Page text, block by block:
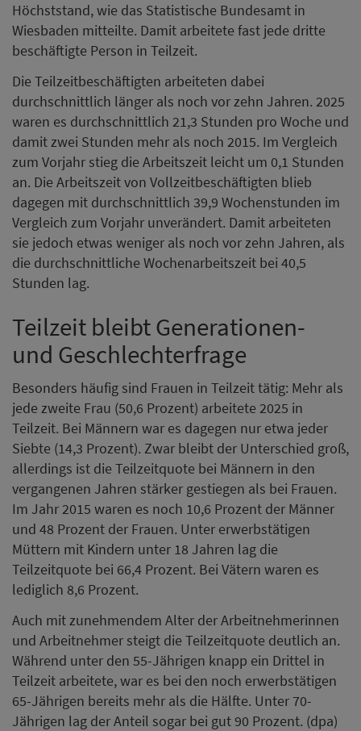
Höchststand, wie das Statistische Bundesamt in
Wiesbaden mitteilte. Damit arbeitete fast jede dritte
beschäftigte Person in Teilzeit.
Die Teilzeitbeschäftigten arbeiteten dabei
durchschnittlich länger als noch vor zehn Jahren. 2025
waren es durchschnittlich 21,3 Stunden pro Woche und
damit zwei Stunden mehr als noch 2015. Im Vergleich
zum Vorjahr stieg die Arbeitszeit leicht um 0,1 Stunden
an. Die Arbeitszeit von Vollzeitbeschäftigten blieb
dagegen mit durchschnittlich 39,9 Wochenstunden im
Vergleich zum Vorjahr unverändert. Damit arbeiteten
sie jedoch etwas weniger als noch vor zehn Jahren, als
die durchschnittliche Wochenarbeitszeit bei 40,5
Stunden lag.
Teilzeit bleibt Generationen-
und Geschlechterfrage
Besonders häufig sind Frauen in Teilzeit tätig: Mehr als
jede zweite Frau (50,6 Prozent) arbeitete 2025 in
Teilzeit. Bei Männern war es dagegen nur etwa jeder
Siebte (14,3 Prozent). Zwar bleibt der Unterschied groß,
allerdings ist die Teilzeitquote bei Männern in den
vergangenen Jahren stärker gestiegen als bei Frauen.
Im Jahr 2015 waren es noch 10,6 Prozent der Männer
und 48 Prozent der Frauen. Unter erwerbstätigen
Müttern mit Kindern unter 18 Jahren lag die
Teilzeitquote bei 66,4 Prozent. Bei Vätern waren es
lediglich 8,6 Prozent.
Auch mit zunehmendem Alter der Arbeitnehmerinnen
und Arbeitnehmer steigt die Teilzeitquote deutlich an.
Während unter den 55-Jährigen knapp ein Drittel in
Teilzeit arbeitete, war es bei den noch erwerbstätigen
65-Jährigen bereits mehr als die Hälfte. Unter 70-
Jährigen lag der Anteil sogar bei gut 90 Prozent. (dpa)